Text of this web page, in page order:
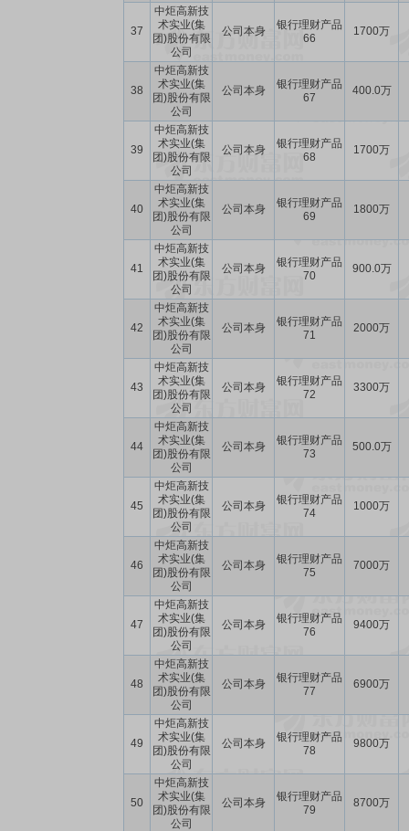
37
中炬高新技
术实业(集
团)股份有限
公司
公司本身
银行理财产品
66
1700万
38
中炬高新技
术实业(集
团)股份有限
公司
公司本身
银行理财产品
67
400.0万
39
中炬高新技
术实业(集
团)股份有限
公司
公司本身
银行理财产品
68
1700万
40
中炬高新技
术实业(集
团)股份有限
公司
公司本身
银行理财产品
69
1800万
41
中炬高新技
术实业(集
团)股份有限
公司
公司本身
银行理财产品
70
900.0万
42
中炬高新技
术实业(集
团)股份有限
公司
公司本身
银行理财产品
71
2000万
43
中炬高新技
术实业(集
团)股份有限
公司
公司本身
银行理财产品
72
3300万
44
中炬高新技
术实业(集
团)股份有限
公司
公司本身
银行理财产品
73
500.0万
45
中炬高新技
术实业(集
团)股份有限
公司
公司本身
银行理财产品
74
1000万
46
中炬高新技
术实业(集
团)股份有限
公司
公司本身
银行理财产品
75
7000万
47
中炬高新技
术实业(集
团)股份有限
公司
公司本身
银行理财产品
76
9400万
48
中炬高新技
术实业(集
团)股份有限
公司
公司本身
银行理财产品
77
6900万
49
中炬高新技
术实业(集
团)股份有限
公司
公司本身
银行理财产品
78
9800万
50
中炬高新技
术实业(集
团)股份有限
公司
公司本身
银行理财产品
79
8700万